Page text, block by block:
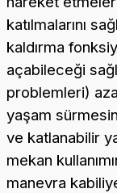
katılmalarını
kaldırma
açabileceği
problemleri)
yaşam
ve katlanabilir
mekan
manevra